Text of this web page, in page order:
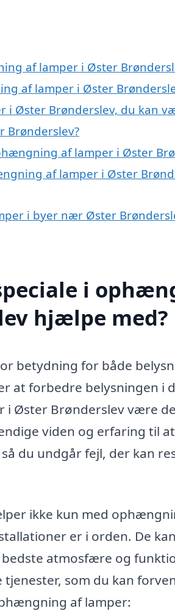
af lamper i Øster
af lamper i Øster
i Øster Brønderslev, du kan
Brønderslev?
af lamper i Øster
af lamper i Øster
i byer nær Øster
i
hjælpe med?
betydning for både
at forbedre belysningen i
i Øster Brønderslev være
viden og erfaring til
du undgår fejl, der kan
ikke kun med
er i orden. De
atmosfære og
som du kan
af lamper: